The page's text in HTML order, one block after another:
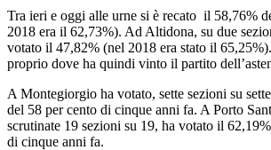
Tra ieri e oggi alle urne si è recato il 58,76%
2018 era il 62,73%). Ad Altidona, su due
votato il 47,82% (nel 2018 era stato il
proprio dove ha quindi vinto il partito
A Montegiorgio ha votato, sette sezioni su
del 58 per cento di cinque anni fa. A Porto
scrutinate 19 sezioni su 19, ha votato il
di cinque anni fa.